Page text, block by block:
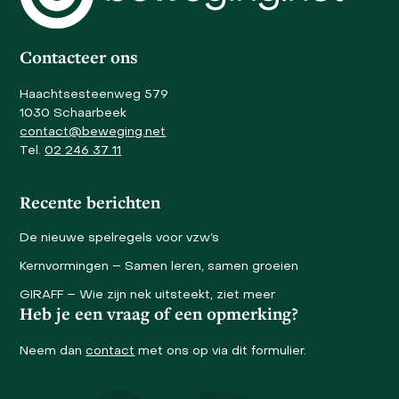
first
slide
Contacteer ons
Haachtsesteenweg 579
1030 Schaarbeek
contact@beweging.net
Tel.02 246 37 11
Recente berichten
De nieuwe spelregels voor vzw’s
Kernvormingen – Samen leren, samen groeien
GIRAFF – Wie zijn nek uitsteekt, ziet meer
Heb je een vraag of een opmerking?
Neem dancontact met ons op via dit formulier.